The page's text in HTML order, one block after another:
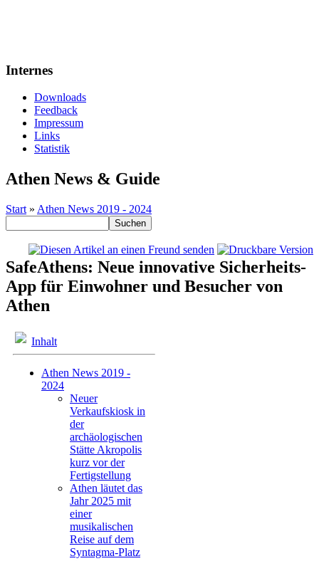
Internes
Downloads
Feedback
Impressum
Links
Statistik
Athen News & Guide
Start » Athen News 2019 - 2024
SafeAthens: Neue innovative Sicherheits-
App für Einwohner und Besucher von
Athen
Inhalt
Athen News 2019 -
2024
Neuer
Verkaufskiosk in
der
archäologischen
Stätte Akropolis
kurz vor der
Fertigstellung
Athen läutet das
Jahr 2025 mit
einer
musikalischen
Reise auf dem
Syntagma-Platz